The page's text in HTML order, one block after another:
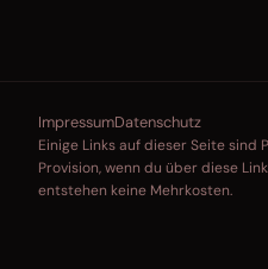
ImpressumDatenschutz
Einige Links auf dieser Seite sind
Provision, wenn du über diese
entstehen keine Mehrkosten.